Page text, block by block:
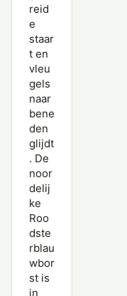
reid
e
staar
t en
vleu
gels
naar
bene
den
glijdt
. De
noor
delij
ke
Roo
dste
rblau
wbor
st is
in